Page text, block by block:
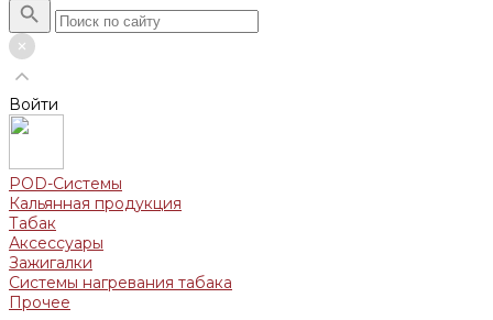
Войти
POD-Системы
Кальянная продукция
Табак
Аксессуары
Зажигалки
Системы нагревания табака
Прочее